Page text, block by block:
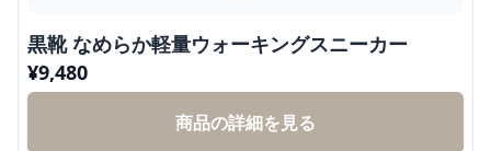
黒靴 なめらか軽量ウォーキングスニーカー
¥9,480
商品の詳細を見る